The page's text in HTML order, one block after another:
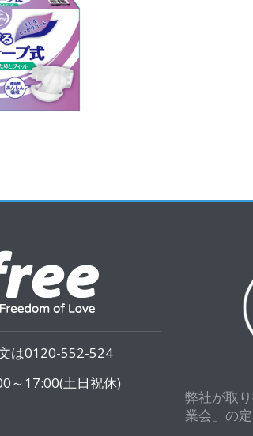
は0120-552-524
～17:00(土日祝休)
弊社が取
業会」の